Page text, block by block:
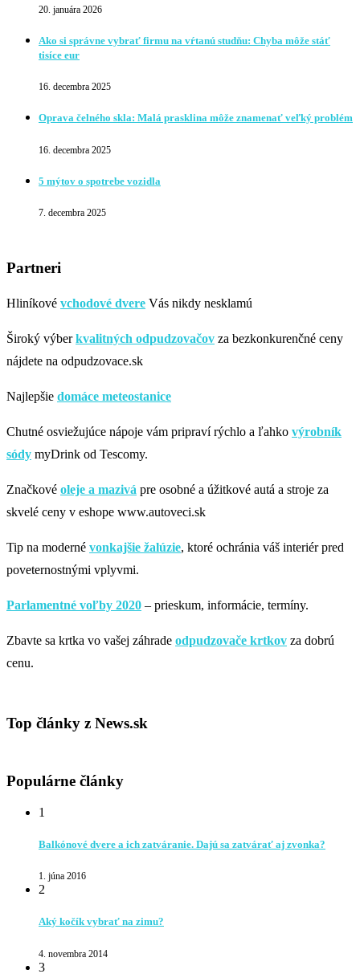
20. januára 2026
Ako si správne vybrať firmu na vŕtanú studňu: Chyba môže stáť
tisíce eur
16. decembra 2025
Oprava čelného skla: Malá prasklina môže znamenať veľký problém
16. decembra 2025
5 mýtov o spotrebe vozidla
7. decembra 2025
Partneri
Hliníkové vchodové dvere Vás nikdy nesklamú
Široký výberkvalitných odpudzovačov za bezkonkurenčné ceny
nájdete na odpudzovace.sk
Najlepšie domáce meteostanice
Chutné osviežujúce nápoje vám pripraví rýchlo a ľahko výrobník
sódy myDrink od Tescomy.
Značkové oleje a mazivá pre osobné a úžitkové autá a stroje za
skvelé ceny v eshope www.autoveci.sk
Tip na moderné vonkajšie žalúzie, ktoré ochránia váš interiér pred
poveternostnými vplyvmi.
Parlamentné voľby 2020 – prieskum, informácie, termíny.
Zbavte sa krtka vo vašej záhrade odpudzovače krtkov za dobrú
cenu.
Top články z News.sk
Populárne články
1
Balkónové dvere a ich zatváranie. Dajú sa zatvárať aj zvonka?
1. júna 2016
2
Aký kočík vybrať na zimu?
4. novembra 2014
3